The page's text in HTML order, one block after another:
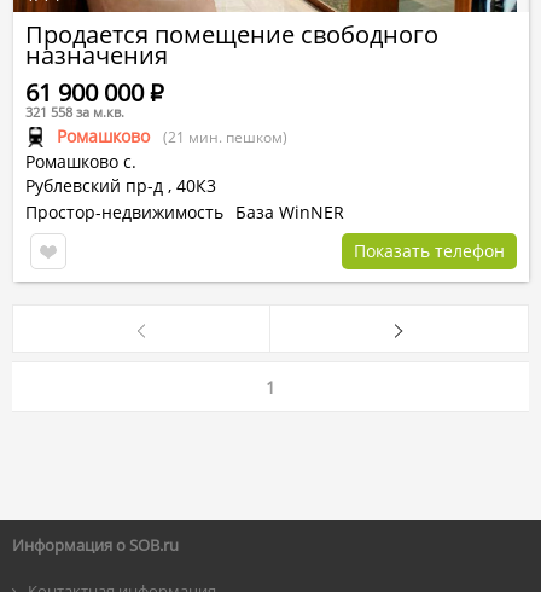
Продается помещение свободного
назначения
Ромашково (21 мин. пешком)
Ромашково с.
Рублевский пр-д , 40К3
61 900 000Р
321 558 за м.кв.
Простор-недвижимость База WinNER
Показать телефон
1
Информация о SOB.ru